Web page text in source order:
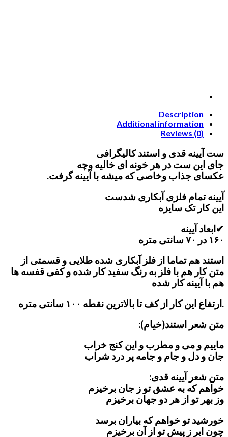
Description
Additional information
Reviews (0)
ست آیینه قدی و استند کالیگرافی
جای این ست در هر خونه ای خالیه وچه
عکسای جذاب وخاصی که میشه با آیینه گرفت.
آیینه تمام فلزی آبکاری شدست
این کار تک سایزه
✔ابعاد آیینه
۱۶۰ در ۷۰ سانتی متره
استند هم تماما از فلز آبکاری شده طلایی و قسمتی از
متن کار هم با فلز به رنگ سفید کار شده و کفی قفسه ها
هم با آیینه کار شده
.ارتفاع این کار از کف تا بالاترین نقطه ۱۰۰ سانتی متره
متن شعر استند(خیام):
ماییم و می و مطرب و این کنج خراب
جان و دل و جام و جامه پر درد شراب
متن شعر آیینه قدی:
خواهم که به عشق تو ز جان برخیزم
وز بهر تو از هر دو جهان برخیزم
خورشید تو خواهم که بیاران برسد
چون ابر ز پیش تو از آن برخیزم